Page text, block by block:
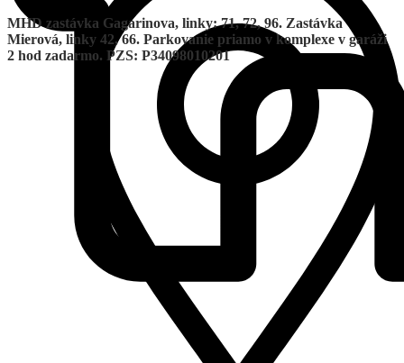
MHD zastávka Gagarinova, linky: 71, 72, 96. Zastávka
Mierová, linky 42, 66. Parkovanie priamo v komplexe v garáži
2 hod zadarmo. PZS: P34098010201